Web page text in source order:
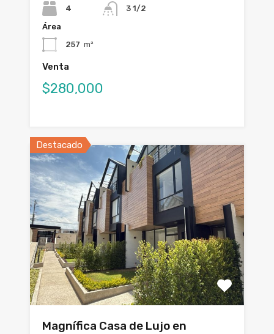
4 3 1/2
Área
257 m²
Venta
$280,000
Destacado
Magnífica Casa de Lujo en